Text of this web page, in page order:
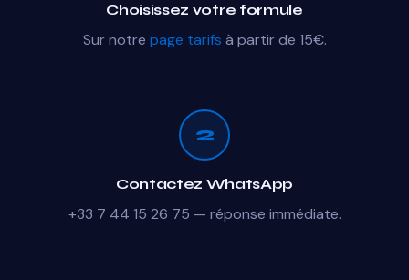
Choisissez votre formule
Sur notre page tarifs à partir de 15€.
2
Contactez WhatsApp
+33 7 44 15 26 75 — réponse immédiate.